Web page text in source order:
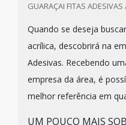
GUARAÇAI FITAS
Quando se deseja
acrílica, descobrirá na
Adesivas. Recebendo
empresa da área, é
melhor referência em
UM POUCO MAIS